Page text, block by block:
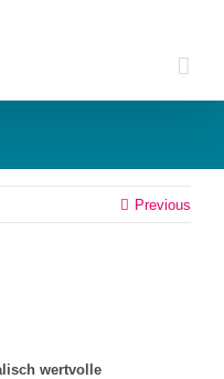
Previous
wertvolle